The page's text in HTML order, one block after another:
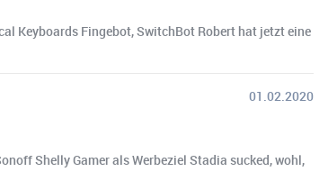
Keyboards Fingebot, SwitchBot Robert hat jetzt eine
01.02.2020
Shelly Gamer als Werbeziel Stadia sucked, wohl,